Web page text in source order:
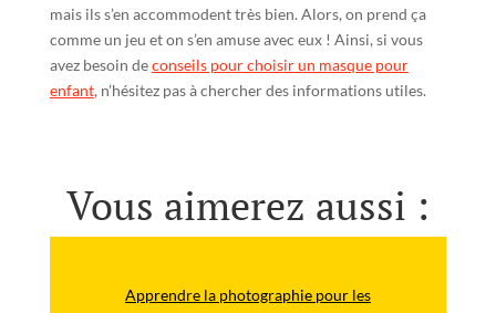
mais ils s’en accommodent très bien. Alors, on prend ça
comme un jeu et on s’en amuse avec eux ! Ainsi, si vous
avez besoin deconseils pour choisir un masque pour
enfant, n’hésitez pas à chercher des informations utiles.
Vous aimerez aussi :
Apprendre la photographie pour les